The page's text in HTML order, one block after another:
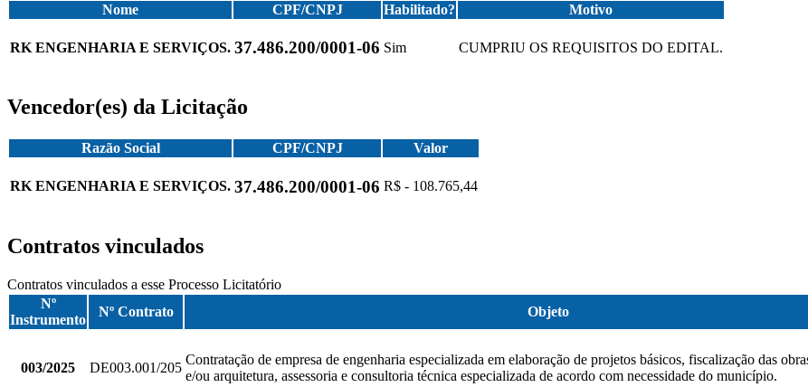
Nome
CPF/CNPJ Habilitado? Motivo
RK ENGENHARIA E SERVIÇOS. 37.486.200/0001-06 Sim CUMPRIU OS REQUISITOS DO EDITAL.
Vencedor(es) da Licitação
Razão Social CPF/CNPJ Valor
RK ENGENHARIA E SERVIÇOS. 37.486.200/0001-06 R$ - 108.765,44
Contratos vinculados
Contratos vinculados a esse Processo Licitatório
Nº
Instrumento
Nº Contrato Objeto
003/2025 DE003.001/205
Contratação de empresa de engenharia especializada em elaboração de projetos básicos, fiscalização das
e/ou arquitetura, assessoria e consultoria técnica especializada de acordo com necessidade do município.